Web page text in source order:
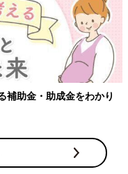
補助金・助成金をわかり